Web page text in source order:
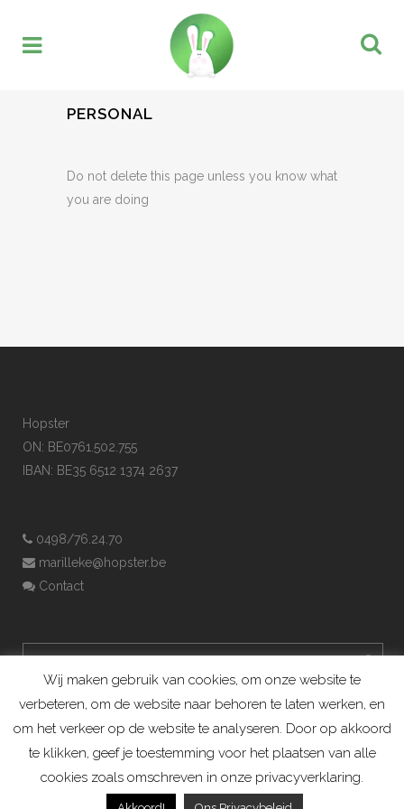
PERSONAL
Do not delete this page unless you know what
you are doing
Hopster
ON: BE0761.502.755
IBAN: BE35 6512 1374 2637
0498/76.24.70
marilleke@hopster.be
Contact
Konijnenadviesbureau Hopster ©2019
Wij maken gebruik van cookies, om onze website te
verbeteren, om de website naar behoren te laten werken, en
om het verkeer op de website te analyseren. Door op akkoord
te klikken, geef je toestemming voor het plaatsen van alle
cookies zoals omschreven in onze privacyverklaring.